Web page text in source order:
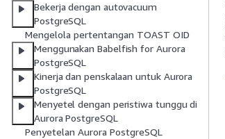
Bekerja dengan autovacuum
PostgreSQL
Mengelola pertentangan TOAST OID
Menggunakan Babelfish for Aurora
PostgreSQL
Kinerja dan penskalaan untuk Aurora
PostgreSQL
Menyetel dengan peristiwa tunggu di
Aurora PostgreSQL
Penyetelan Aurora PostgreSQL